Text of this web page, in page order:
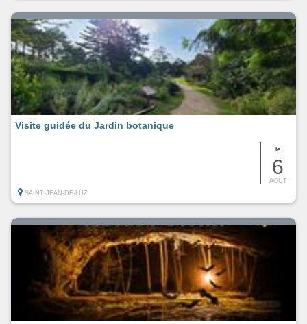
le
6
AOUT
Visite guidée du Jardin botanique
SAINT-JEAN-DE-LUZ